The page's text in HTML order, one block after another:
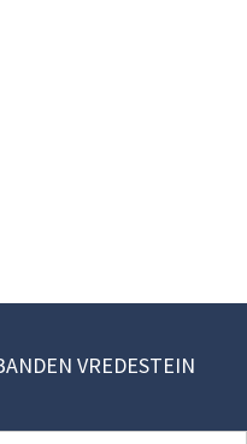
VREDESTEIN